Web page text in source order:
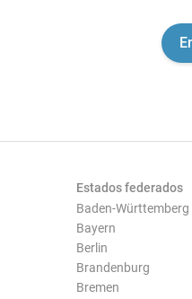
Estados federados
Baden-Württemberg
Bayern
Berlin
Brandenburg
Bremen